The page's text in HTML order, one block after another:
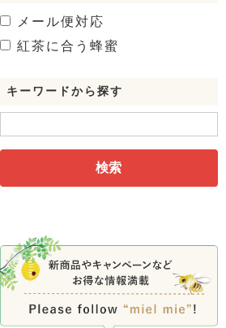
メール便対応
紅茶に合う蜂蜜
キーワードから探す
検索